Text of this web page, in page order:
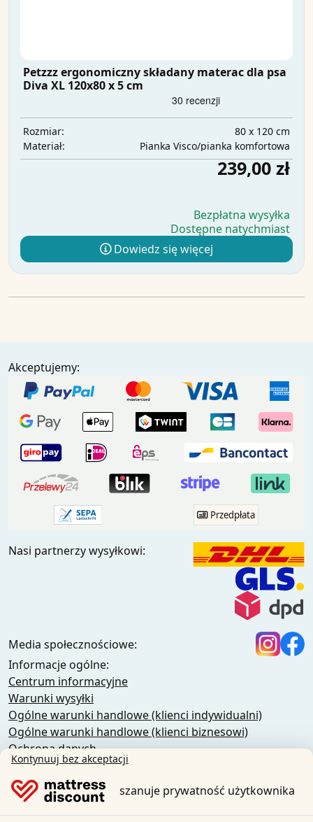
Petzzz ergonomiczny składany materac dla psa
Diva XL 120x80 x 5 cm
Rozmiar:
80 x 120 cm
Materiał:
Pianka Visco/pianka komfortowa
239,00 zł
Bezpłatna wysyłka
Dostępne natychmiast
Dowiedz się więcej
Akceptujemy:
Przedpłata
Nasi partnerzy wysyłkowi:
Media społecznościowe:
Informacje ogólne:
Centrum informacyjne
Warunki wysyłki
Ogólne warunki handlowe (klienci indywidualni)
Ogólne warunki handlowe (klienci biznesowi)
Ochrona danych
Pliki cookie
Polityka anulowania
Nadruk
Odstąpienie od umowy
Kontynuuj bez akceptacji
szanuje prywatność użytkownika